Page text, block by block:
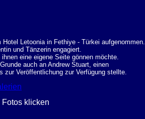
Letoonia in Fethiye - Türkei aufgenommen.
und Tänzerin engagiert.
eine eigene Seite gönnen möchte.
auch an Andrew Stuart, einen
zur Veröffentlichung zur Verfügung stellte.
klicken